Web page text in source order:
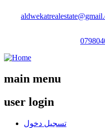
main menu
user login
تسجيل دخول